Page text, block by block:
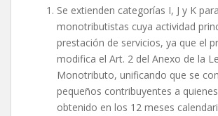
Se extienden categorías I, J y K
monotributistas cuya actividad
prestación de servicios, ya que el
modifica el Art. 2 del Anexo de la
Monotributo, unificando que se
pequeños contribuyentes a
obtenido en los 12 meses